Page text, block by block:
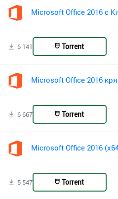
Microsoft Office 2016 с
6 141 Torrent
Microsoft Office 2016
6 667 Torrent
Microsoft Office 2016
5 547 Torrent